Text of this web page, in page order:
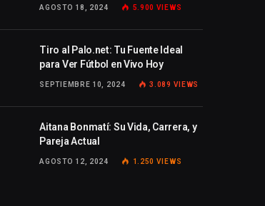
AGOSTO 18, 2024 5.900 VIEWS
Tiro al Palo.net: Tu Fuente Ideal
para Ver Fútbol en Vivo Hoy
SEPTIEMBRE 10, 2024 3.089 VIEWS
Aitana Bonmatí: Su Vida, Carrera, y
Pareja Actual
AGOSTO 12, 2024 1.250 VIEWS